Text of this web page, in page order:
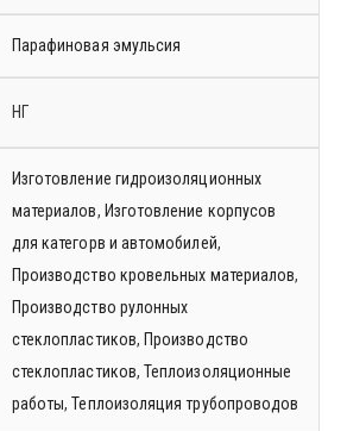
Парафиновая эмульсия
НГ
Изготовление гидроизоляционных
материалов, Изготовление корпусов
для категорв и автомобилей,
Производство кровельных материалов,
Производство рулонных
стеклопластиков, Производство
стеклопластиков,Теплоизоляционные
работы,Теплоизоляция трубопроводов